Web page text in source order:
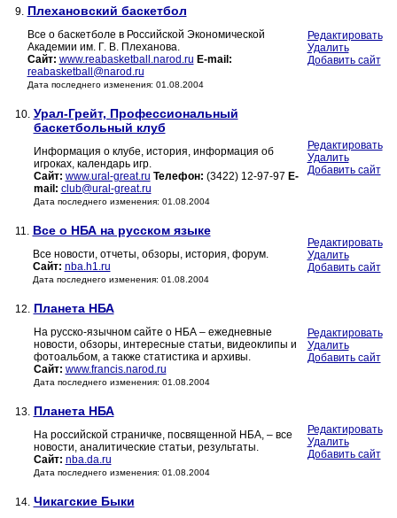
9. Плехановский баскетбол
Все о баскетболе в Российской Экономической
Академии им. Г. В. Плеханова.
Сайт: www.reabasketball.narod.ru E-mail:
reabasketball@narod.ru
Дата последнего изменения: 01.08.2004
Редактировать
Удалить
Добавить сайт
10. Урал-Грейт, Профессиональный
баскетбольный клуб
Информация о клубе, история, информация об
игроках, календарь игр.
Сайт: www.ural-great.ru Телефон: (3422) 12-97-97 E-
mail: club@ural-great.ru
Дата последнего изменения: 01.08.2004
Редактировать
Удалить
Добавить сайт
11. Все о НБА на русском языке
Все новости, отчеты, обзоры, история, форум.
Сайт: nba.h1.ru
Дата последнего изменения: 01.08.2004
Редактировать
Удалить
Добавить сайт
12. Планета НБА
На русско-язычном сайте о НБА – ежедневные
новости, обзоры, интересные статьи, видеоклипы и
фотоальбом, а также статистика и архивы.
Сайт: www.francis.narod.ru
Дата последнего изменения: 01.08.2004
Редактировать
Удалить
Добавить сайт
13. Планета НБА
На российской страничке, посвященной НБА, – все
новости, аналитические статьи, результаты.
Сайт: nba.da.ru
Дата последнего изменения: 01.08.2004
Редактировать
Удалить
Добавить сайт
14. Чикагские Быки